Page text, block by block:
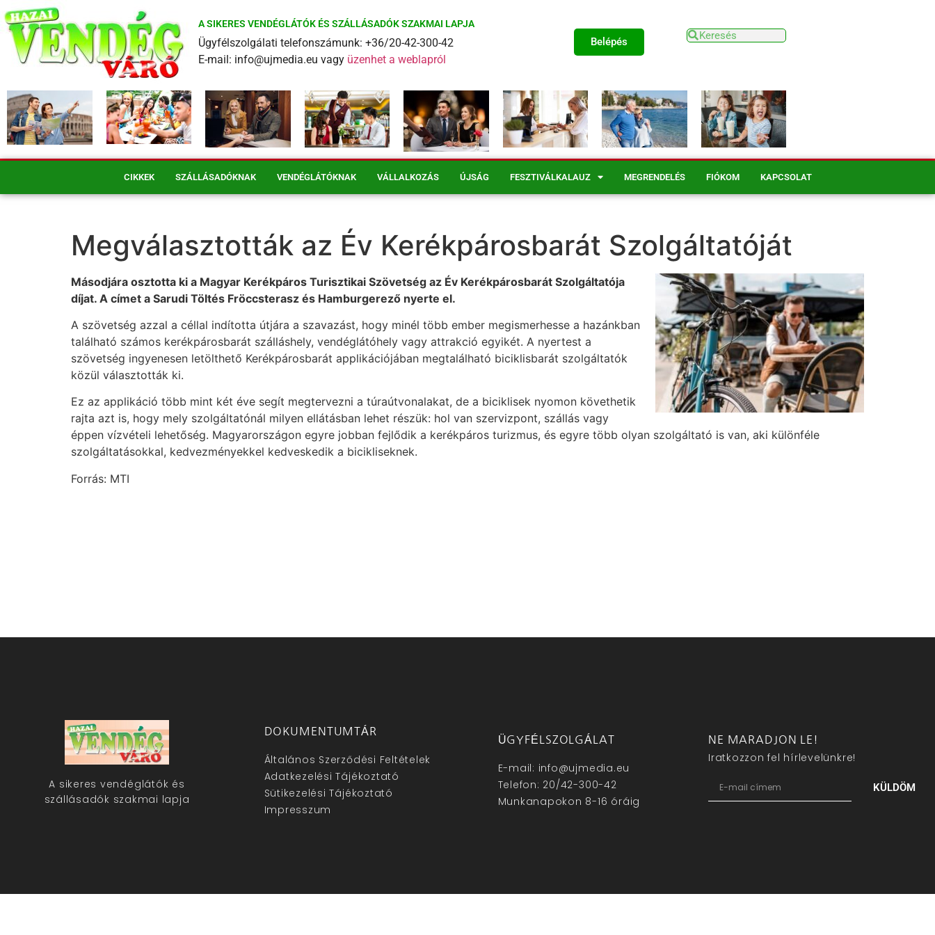
A SIKERES VENDÉGLÁTÓK ÉS SZÁLLÁSADÓK SZAKMAI LAPJA
Ügyfélszolgálati telefonszámunk: +36/20-42-300-42
E-mail: info@ujmedia.eu vagy üzenhet a weblapról
Belépés
CIKKEK SZÁLLÁSADÓKNAK VENDÉGLÁTÓKNAK VÁLLALKOZÁS ÚJSÁG FESZTIVÁLKALAUZ MEGRENDELÉS FIÓKOM KAPCSOLAT
Megválasztották az Év Kerékpárosbarát Szolgáltatóját
Másodjára osztotta ki a Magyar Kerékpáros Turisztikai Szövetség az Év Kerékpárosbarát Szolgáltatója
díjat. A címet a Sarudi Töltés Fröccsterasz és Hamburgerező nyerte el.
A szövetség azzal a céllal indította útjára a szavazást, hogy minél több ember megismerhesse a hazánkban
található számos kerékpárosbarát szálláshely, vendéglátóhely vagy attrakció egyikét. A nyertest a
szövetség ingyenesen letölthető Kerékpárosbarát applikációjában megtalálható biciklisbarát szolgáltatók
közül választották ki.
Ez az applikáció több mint két éve segít megtervezni a túraútvonalakat, de a biciklisek nyomon követhetik
rajta azt is, hogy mely szolgáltatónál milyen ellátásban lehet részük: hol van szervizpont, szállás vagy
éppen vízvételi lehetőség. Magyarországon egyre jobban fejlődik a kerékpáros turizmus, és egyre több olyan szolgáltató is van, aki különféle
szolgáltatásokkal, kedvezményekkel kedveskedik a bicikliseknek.
Forrás: MTI
A sikeres vendéglátók és
szállásadók szakmai lapja
DOKUMENTUMTÁR
Általános Szerződési Feltételek
Adatkezelési Tájékoztató
Sütikezelési Tájékoztató
Impresszum
ÜGYFÉLSZOLGÁLAT
E-mail: info@ujmedia.eu
Telefon: 20/42-300-42
Munkanapokon 8-16 óráig
NE MARADJON LE!
Iratkozzon fel hírlevelünkre!
KÜLDÖM